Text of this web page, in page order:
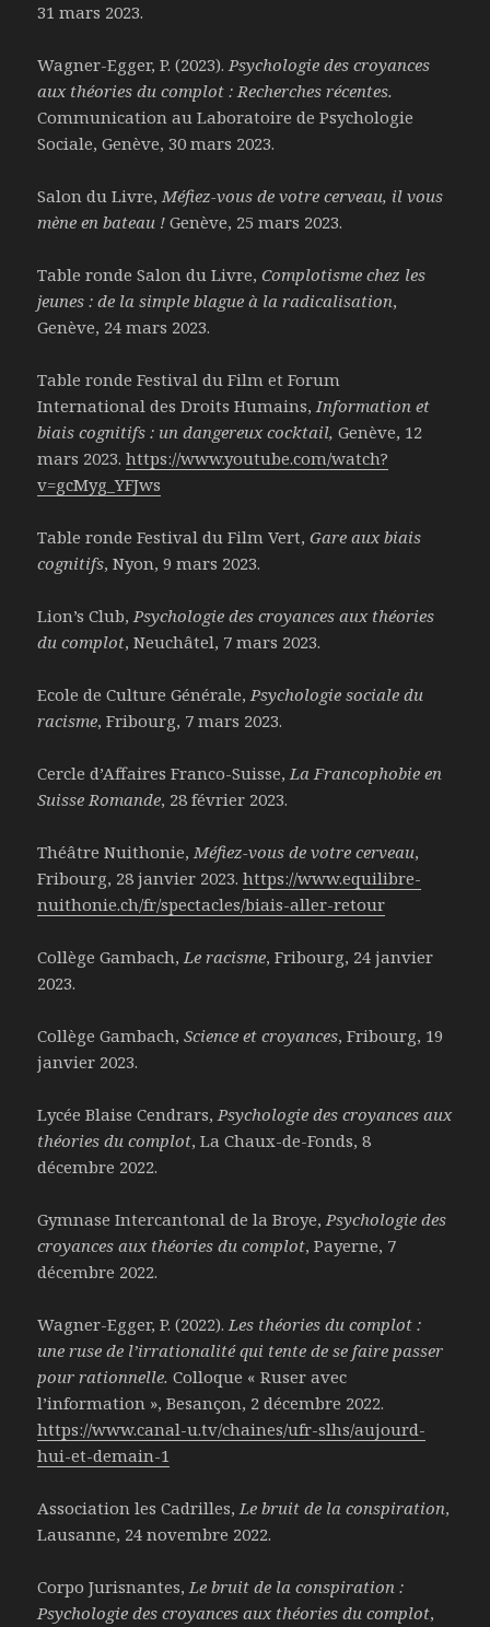
31 mars 2023.
Wagner-Egger, P. (2023).Psychologie des croyances
aux théories du complot : Recherches récentes.
Communication au Laboratoire de Psychologie
Sociale, Genève, 30 mars 2023.
Salon du Livre,Méfiez-vous de votre cerveau, il vous
mène en bateau ! Genève, 25 mars 2023.
Table ronde Salon du Livre,Complotisme chez les
jeunes : de la simple blague à la radicalisation,
Genève, 24 mars 2023.
Table ronde Festival du Film et Forum
International des Droits Humains,Information et
biais cognitifs : un dangereux cocktail,Genève, 12
mars 2023.https://www.youtube.com/watch?
v=gcMyg_YFJws
Table ronde Festival du Film Vert,Gare aux biais
cognitifs, Nyon, 9 mars 2023.
Lion’s Club,Psychologie des croyances aux théories
du complot, Neuchâtel, 7 mars 2023.
Ecole de Culture Générale,Psychologie sociale du
racisme, Fribourg, 7 mars 2023.
Cercle d’Affaires Franco-Suisse,La Francophobie en
Suisse Romande, 28 février 2023.
Théâtre Nuithonie,Méfiez-vous de votre cerveau,
Fribourg, 28 janvier 2023.https://www.equilibre-
nuithonie.ch/fr/spectacles/biais-aller-retour
Collège Gambach,Le racisme, Fribourg, 24 janvier
2023.
Collège Gambach,Science et croyances, Fribourg, 19
janvier 2023.
Lycée Blaise Cendrars,Psychologie des croyances aux
théories du complot, La Chaux-de-Fonds, 8
décembre 2022.
Gymnase Intercantonal de la Broye,Psychologie des
croyances aux théories du complot, Payerne, 7
décembre 2022.
Wagner-Egger, P. (2022).Les théories du complot :
une ruse de l’irrationalité qui tente de se faire passer
pour rationnelle.Colloque « Ruser avec
l’information », Besançon, 2 décembre 2022.
https://www.canal-u.tv/chaines/ufr-slhs/aujourd-
hui-et-demain-1
Association les Cadrilles,Le bruit de la conspiration,
Lausanne, 24 novembre 2022.
Corpo Jurisnantes,Le bruit de la conspiration :
Psychologie des croyances aux théories du complot,